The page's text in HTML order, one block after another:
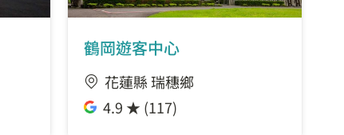
鶴岡遊客中心
花蓮縣 瑞穗鄉
4.9 ★ (117)